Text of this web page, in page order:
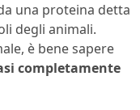
una proteina detta
degli animali.
è bene sapere
completamente